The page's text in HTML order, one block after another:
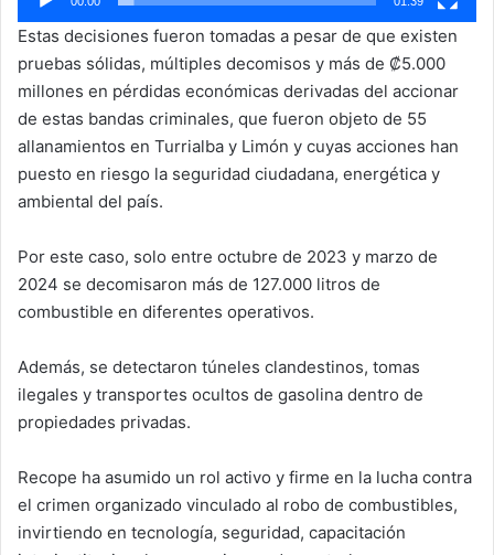
Estas decisiones fueron tomadas a pesar de que existen
pruebas sólidas, múltiples decomisos y más de ₡5.000
millones en pérdidas económicas derivadas del accionar
de estas bandas criminales, que fueron objeto de 55
allanamientos en Turrialba y Limón y cuyas acciones han
puesto en riesgo la seguridad ciudadana, energética y
ambiental del país.
Por este caso, solo entre octubre de 2023 y marzo de
2024 se decomisaron más de 127.000 litros de
combustible en diferentes operativos.
Además, se detectaron túneles clandestinos, tomas
ilegales y transportes ocultos de gasolina dentro de
propiedades privadas.
Recope ha asumido un rol activo y firme en la lucha contra
el crimen organizado vinculado al robo de combustibles,
invirtiendo en tecnología, seguridad, capacitación